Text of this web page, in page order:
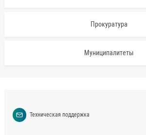
Прокуратура
Муниципалитеты
Техническая поддержка